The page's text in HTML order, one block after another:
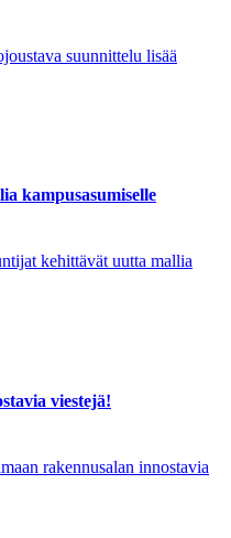
suunnittelu lisää
kampusasumiselle
kehittävät uutta mallia
viestejä!
rakennusalan innostavia